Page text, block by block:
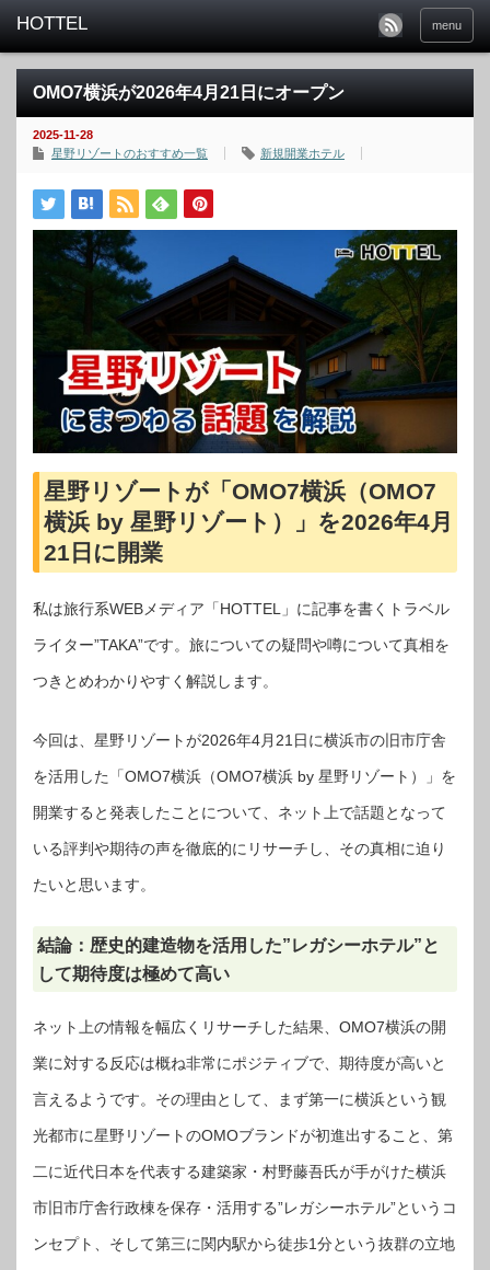
menu
OMO7横浜が2026年4月21日にオープン
2025-11-28
星野リゾートのおすすめ一覧
新規開業ホテル
星野リゾートが「OMO7横浜（OMO7
横浜 by 星野リゾート）」を2026年4月
21日に開業
私は旅行系WEBメディア「HOTTEL」に記事を書くトラベル
ライター”TAKA”です。旅についての疑問や噂について真相を
つきとめわかりやすく解説します。
今回は、星野リゾートが2026年4月21日に横浜市の旧市庁舎
を活用した「OMO7横浜（OMO7横浜 by 星野リゾート）」を
開業すると発表したことについて、ネット上で話題となって
いる評判や期待の声を徹底的にリサーチし、その真相に迫り
たいと思います。
結論：歴史的建造物を活用した”レガシーホテル”と
して期待度は極めて高い
ネット上の情報を幅広くリサーチした結果、OMO7横浜の開
業に対する反応は概ね非常にポジティブで、期待度が高いと
言えるようです。その理由として、まず第一に横浜という観
光都市に星野リゾートのOMOブランドが初進出すること、第
二に近代日本を代表する建築家・村野藤吾氏が手がけた横浜
市旧市庁舎行政棟を保存・活用する”レガシーホテル”というコ
ンセプト、そして第三に関内駅から徒歩1分という抜群の立地